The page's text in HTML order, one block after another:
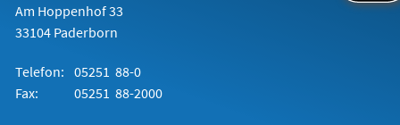
Am Hoppenhof 33
33104 Paderborn
Telefon: 05251 88-0
Fax:
05251 88-2000